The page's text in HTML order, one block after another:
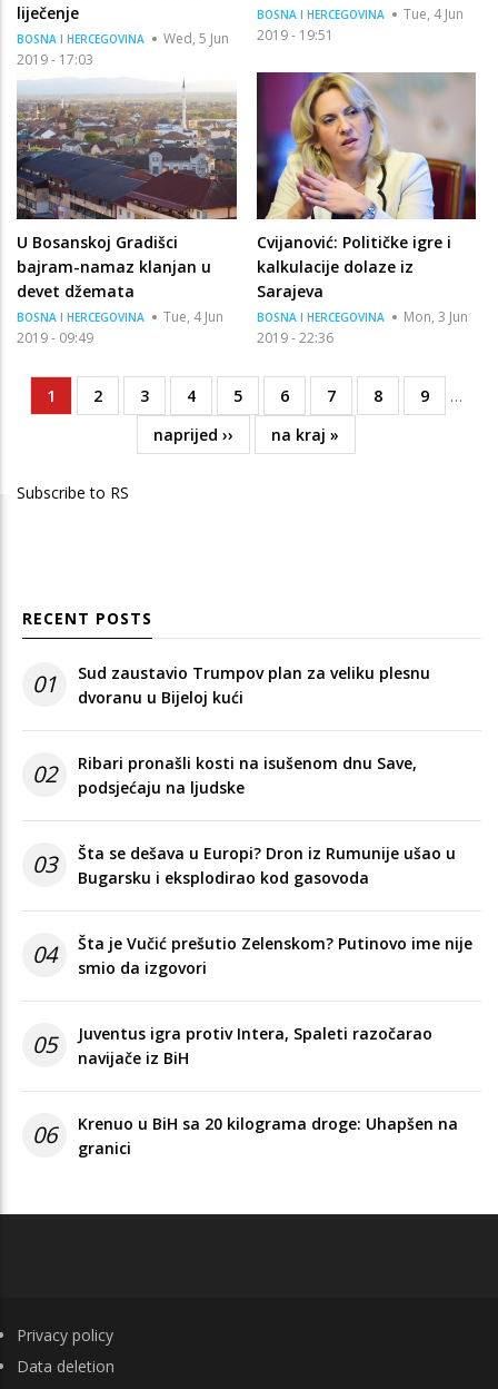
liječenje
BOSNA I HERCEGOVINA
Wed, 5 Jun
2019 - 17:03
BOSNA I HERCEGOVINA
Tue, 4 Jun
2019 - 19:51
U Bosanskoj Gradišci
bajram-namaz klanjan u
devet džemata
BOSNA I HERCEGOVINA
Tue, 4 Jun
2019 - 09:49
Cvijanović: Političke igre i
kalkulacije dolaze iz
Sarajeva
BOSNA I HERCEGOVINA
Mon, 3 Jun
2019 - 22:36
Pagination
Current
page
1 Page
2 Page
3 Page
4 Page
5 Page
6 Page
7 Page
8 Page
9
…
Next
page
naprijed ››
Last
page
na kraj »
Subscribe to RS
RECENT POSTS
01
Sud zaustavio Trumpov plan za veliku plesnu
dvoranu u Bijeloj kući
02
Ribari pronašli kosti na isušenom dnu Save,
podsjećaju na ljudske
03
Šta se dešava u Europi? Dron iz Rumunije ušao u
Bugarsku i eksplodirao kod gasovoda
04
Šta je Vučić prešutio Zelenskom? Putinovo ime nije
smio da izgovori
05
Juventus igra protiv Intera, Spaleti razočarao
navijače iz BiH
06
Krenuo u BiH sa 20 kilograma droge: Uhapšen na
granici
FOOTER
Privacy policy
Data deletion